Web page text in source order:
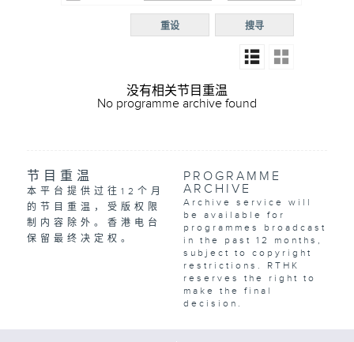
R5
普通
搜寻
重设
没有相关节目重温
No programme archive found
节目重温
本平台提供过往12个月
的节目重温，受版权限
制内容除外。香港电台
保留最终决定权。
PROGRAMME
ARCHIVE
Archive service will
be available for
programmes broadcast
in the past 12 months,
subject to copyright
restrictions. RTHK
reserves the right to
make the final
decision.